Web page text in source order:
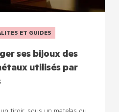
ET GUIDES
ses bijoux des
utilisés par